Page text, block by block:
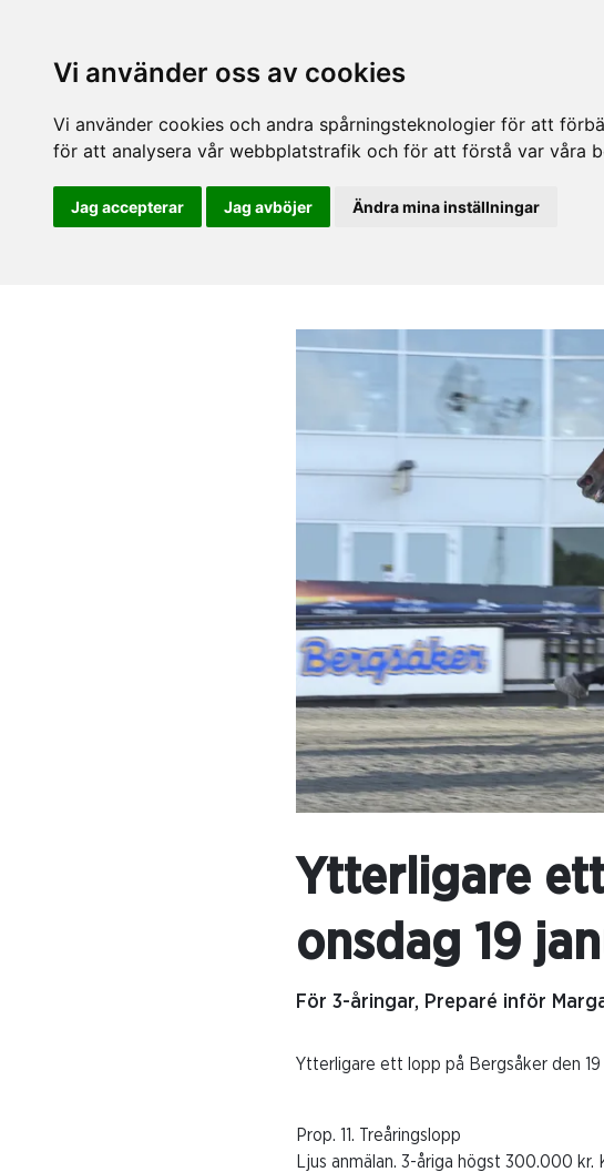
Vi använder oss av cookies
Vi använder cookies och andra spårningsteknologier för att
för att analysera vår webbplatstrafik och för att förstå var våra
Jag accepterar Jag avböjer Ändra mina inställningar
Ytterligare
onsdag 19
För 3-åringar, Preparé inför
Ytterligare ett lopp på Bergsåker den 19
Prop. 11. Treåringslopp
Ljus anmälan. 3-åriga högst 300.000